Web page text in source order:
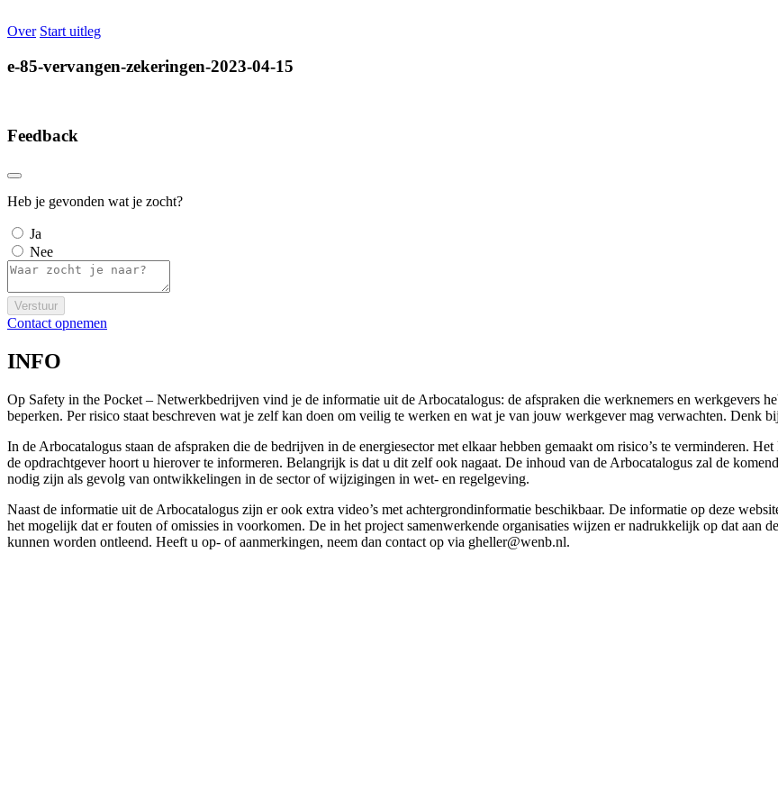
Over Start uitleg
e-85-vervangen-zekeringen-2023-04-15
Feedback
Heb je gevonden wat je zocht?
Ja
Nee
Verstuur
Contact opnemen
INFO
Op Safety in the Pocket – Netwerkbedrijven vind je de informatie uit de Arbocatalogus: de afspraken die werknemers en werkgevers
beperken. Per risico staat beschreven wat je zelf kan doen om veilig te werken en wat je van jouw werkgever mag verwachten. Denk
In de Arbocatalogus staan de afspraken die de bedrijven in de energiesector met elkaar hebben gemaakt om risico’s te verminderen.
de opdrachtgever hoort u hierover te informeren. Belangrijk is dat u dit zelf ook nagaat. De inhoud van de Arbocatalogus zal de
nodig zijn als gevolg van ontwikkelingen in de sector of wijzigingen in wet- en regelgeving.
Naast de informatie uit de Arbocatalogus zijn er ook extra video’s met achtergrondinformatie beschikbaar. De informatie op deze
het mogelijk dat er fouten of omissies in voorkomen. De in het project samenwerkende organisaties wijzen er nadrukkelijk op dat aan
kunnen worden ontleend. Heeft u op- of aanmerkingen, neem dan contact op via gheller@wenb.nl.